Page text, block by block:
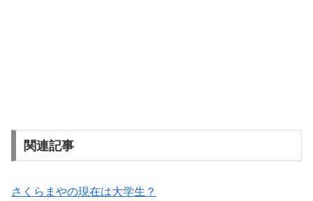
関連記事
さくらまやの現在は大学生？